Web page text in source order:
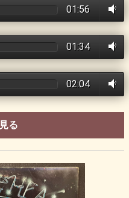
01:56
01:34
02:04
る